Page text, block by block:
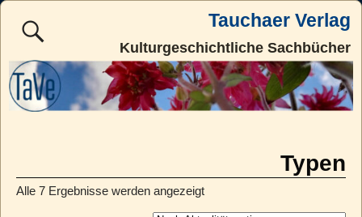
Tauchaer Verlag
Kulturgeschichtliche Sachbücher
Typen
Alle 7 Ergebnisse werden angezeigt